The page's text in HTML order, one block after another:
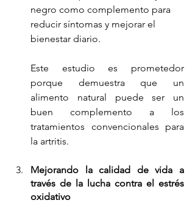
negro como complemento para
reducir síntomas y mejorar el
bienestar diario.
Este estudio es prometedor
porque demuestra que un
alimento natural puede ser un
buen complemento a los
tratamientos convencionales para
la artritis.
Mejorando la calidad de vida a
través de la lucha contra el estrés
oxidativo